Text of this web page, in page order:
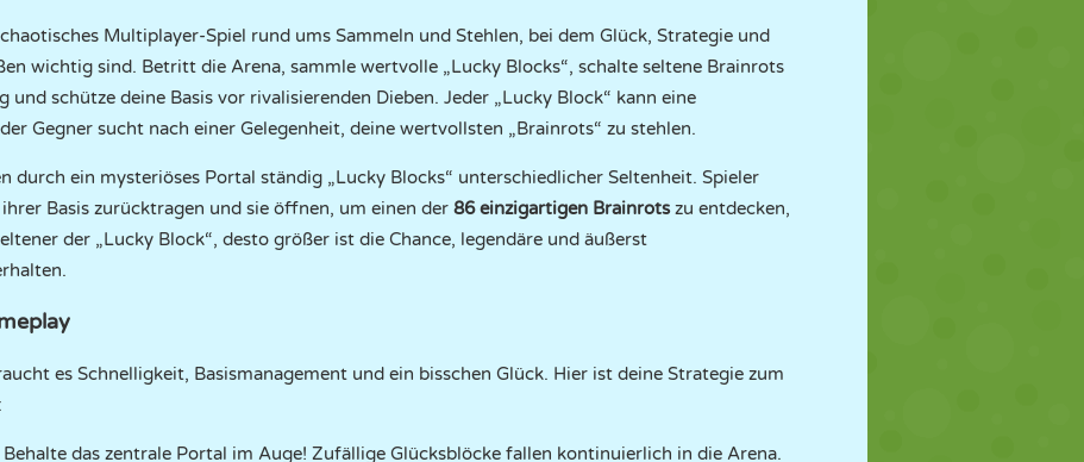
Multiplayer-Spiel rund ums Sammeln und Stehlen, bei dem Glück, Strategie und
wichtig sind. Betritt die Arena, sammle wertvolle „Lucky Blocks“, schalte seltene Brainrots
und schütze deine Basis vor rivalisierenden Dieben. Jeder „Lucky Block“ kann eine
Gegner sucht nach einer Gelegenheit, deine wertvollsten „Brainrots“ zu stehlen.
durch ein mysteriöses Portal ständig „Lucky Blocks“ unterschiedlicher Seltenheit. Spieler
Basis zurücktragen und sie öffnen, um einen der 86 einzigartigen Brainrotszu entdecken,
der „Lucky Block“, desto größer ist die Chance, legendäre und äußerst
es Schnelligkeit, Basismanagement und ein bisschen Glück. Hier ist deine Strategie zum
Behalte das zentrale Portal im Auge! Zufällige Glücksblöcke fallen kontinuierlich in die Arena.